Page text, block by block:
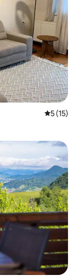
從 15 則
5 (15)